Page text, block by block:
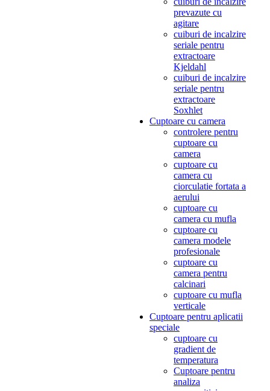
prevazute cu
agitare
cuiburi de incalzire
seriale pentru
extractoare
Kjeldahl
cuiburi de incalzire
seriale pentru
extractoare
Soxhlet
Cuptoare cu camera
controlere pentru
cuptoare cu
camera
cuptoare cu
camera cu
ciorculatie fortata a
aerului
cuptoare cu
camera cu mufla
cuptoare cu
camera modele
profesionale
cuptoare cu
camera pentru
calcinari
cuptoare cu mufla
verticale
Cuptoare pentru aplicatii
speciale
cuptoare cu
gradient de
temperatura
Cuptoare pentru
analiza